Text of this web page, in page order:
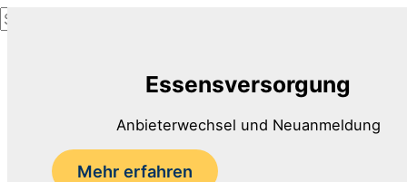
Zum
Inhalt
Suchen
nach:
Essensversorgung
Anbieterwechsel und Neuanmeldung
Mehr erfahren